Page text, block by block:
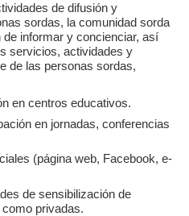
de difusión y
sordas, la comunidad sorda
informar y concienciar, así
servicios, actividades y
de las personas sordas,
en centros educativos.
en jornadas, conferencias
(página web, Facebook, e-
de sensibilización de
privadas.